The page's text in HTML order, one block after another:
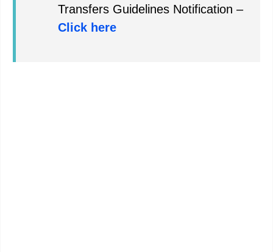
Transfers Guidelines Notification –
Click here